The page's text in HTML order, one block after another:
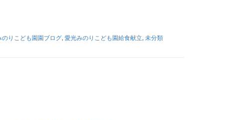
のりこども園園ブログ, 愛光みのりこども園給食献立, 未分類